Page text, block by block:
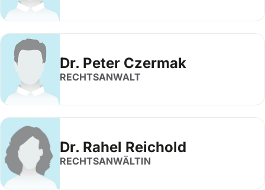
Dr. Peter Czermak
RECHTSANWALT
Dr. Rahel Reichold
RECHTSANWÄLTIN